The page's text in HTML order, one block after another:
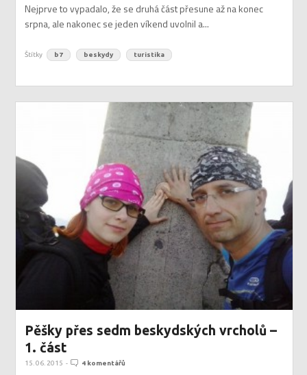
Nejprve to vypadalo, že se druhá část přesune až na konec
srpna, ale nakonec se jeden víkend uvolnil a...
Štítky b7 beskydy turistika
Pěšky přes sedm beskydských vrcholů –
1. část
15. 06. 2015 - 4 komentářů